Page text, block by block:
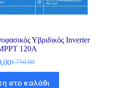
Υβριδικός Inverter
120A
€750,00
στο καλάθι